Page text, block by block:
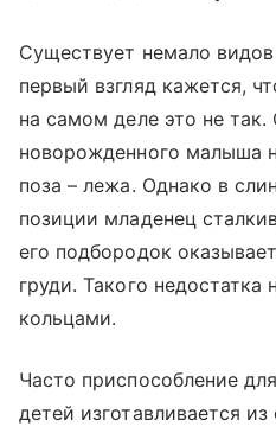
Существует немало видов
первый взгляд кажется,
на самом деле это не
новорожденного малыша
поза – лежа. Однако в
позиции младенец
его подбородок
груди. Такого недостатка
кольцами.
Часто приспособление
детей изготавливается из